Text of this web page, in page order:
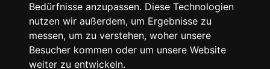
Bedürfnisse anzupassen. Diese Technologien
nutzen wir außerdem, um Ergebnisse zu
messen, um zu verstehen, woher unsere
Besucher kommen oder um unsere Website
weiter zu entwickeln.